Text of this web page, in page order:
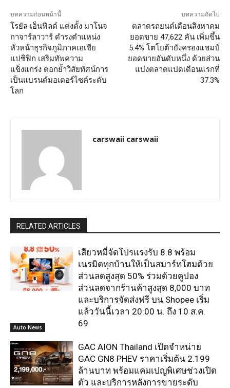
บทความก่อนหน้านี้
โรยัล เอ็นฟีลด์ แต่งตั้ง มาโนจ
กาจาร์ลาวาร์ ดำรงตำแหน่ง
หัวหน้าธุรกิจภูมิภาคเอเชีย
แปซิฟิก เสริมทัพความ
แข็งแกร่ง ตอกย้ำวิสัยทัศน์การ
เป็นแบรนด์มอเตอร์ไซค์ระดับ
โลก
บทความถัดไป
ตลาดรถยนต์เดือนสิงหาคม
ยอดขาย 47,622 คัน เพิ่มขึ้น
5.4% โตโยต้ายังครองแชมป์
ยอดขายอันดับหนึ่ง ด้วยส่วน
แบ่งตลาดแปดเดือนแรกที่
37.3%
carswaii carswaii
RELATED ARTICLES
Auto News
เสียวหมี่จัดโปรแรงรับ 8.8 พร้อม
เนรมิตทุกบ้านให้เป็นสมาร์ทโฮมด้วย
ส่วนลดสูงสุด 50% ร่วมด้วยคูปอง
ส่วนลดจากร้านค้าสูงสุด 8,000 บาท
และบริการจัดส่งฟรี บน Shopee เริ่ม
แล้ววันนี้เวลา 20:00 น. ถึง 10 ส.ค.
69
GAC AION Thailand เปิดจำหน่าย
GAC GN8 PHEV ราคาเริ่มต้น 2.199
ล้านบาท พร้อมแคมเปญพิเศษช่วงเปิด
ตัว และบริการหลังการขายระดับ